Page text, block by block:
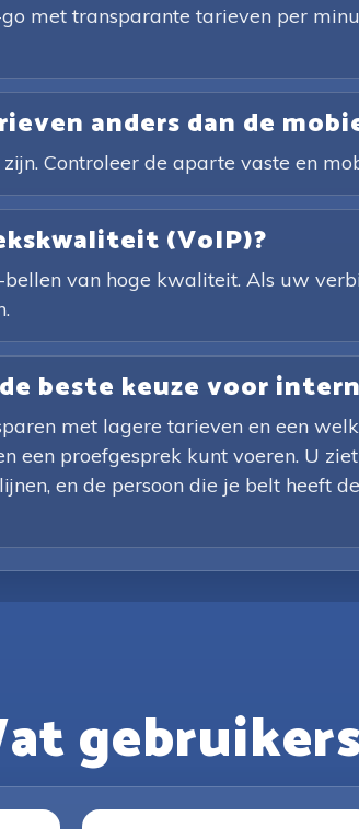
go met transparante tarieven per
anders dan de
Controleer de aparte vaste en
(VoIP)?
bellen van hoge kwaliteit. Als uw
beste keuze voor
met lagere tarieven en een
een proefgesprek kunt voeren. U
en de persoon die je belt heeft